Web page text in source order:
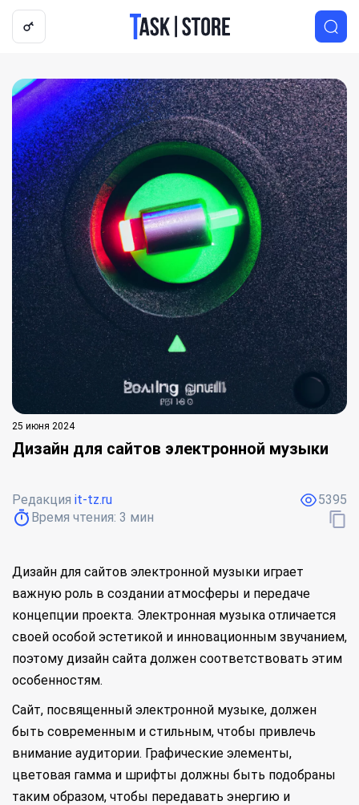
Логотип
25 июня 2024
Дизайн для сайтов электронной музыки
Редакция it-tz.ru
Время чтения: 3 мин
5395
Дизайн для сайтов электронной музыки играет
важную роль в создании атмосферы и передаче
концепции проекта. Электронная музыка отличается
своей особой эстетикой и инновационным звучанием,
поэтому дизайн сайта должен соответствовать этим
особенностям.
Сайт, посвященный электронной музыке, должен
быть современным и стильным, чтобы привлечь
внимание аудитории. Графические элементы,
цветовая гамма и шрифты должны быть подобраны
таким образом, чтобы передавать энергию и